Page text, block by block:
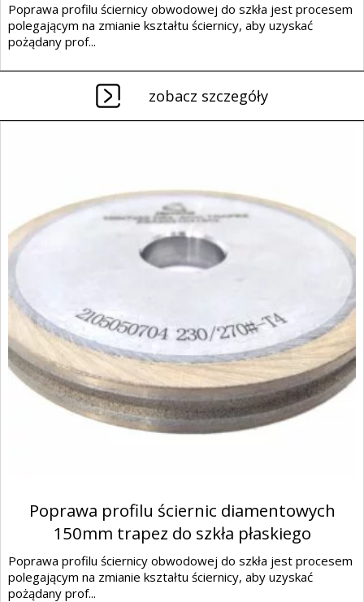
Poprawa profilu ściernicy obwodowej do szkła jest procesem
polegającym na zmianie kształtu ściernicy, aby uzyskać
pożądany prof...
zobacz szczegóły
Poprawa profilu ściernic diamentowych
150mm trapez do szkła płaskiego
Poprawa profilu ściernicy obwodowej do szkła jest procesem
polegającym na zmianie kształtu ściernicy, aby uzyskać
pożądany prof...